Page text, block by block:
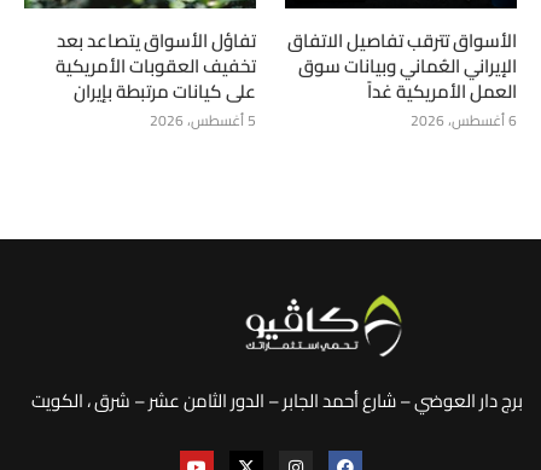
الأسواق تترقب تفاصيل الاتفاق
الإيراني العُماني وبيانات سوق
العمل الأمريكية غداً
6 أغسطس، 2026
تفاؤل الأسواق يتصاعد بعد
تخفيف العقوبات الأمريكية
على كيانات مرتبطة بإيران
5 أغسطس، 2026
برج دار العوضي – شارع أحمد الجابر – الدور الثامن عشر – شرق ، الكويت